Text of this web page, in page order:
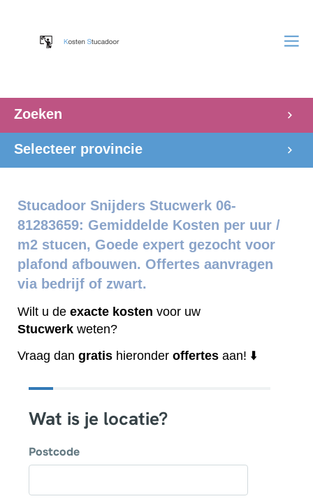
Zoeken
Selecteer provincie
Stucadoor Snijders Stucwerk 06-
81283659: Gemiddelde Kosten per uur /
m2 stucen, Goede expert gezocht voor
plafond afbouwen. Offertes aanvragen
via bedrijf of zwart.
Wilt u de exacte kosten voor uw
Stucwerk weten?
Vraag dan gratis hieronder offertes aan! ⬇️